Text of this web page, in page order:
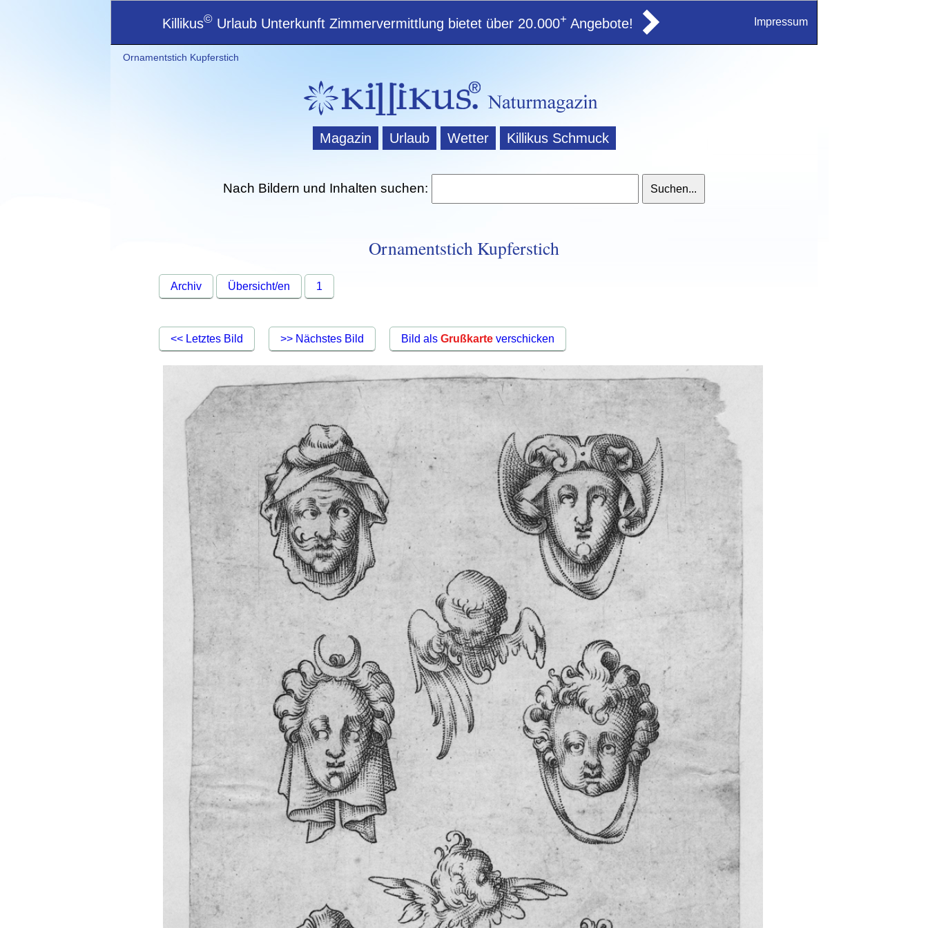
Killikus© Urlaub Unterkunft Zimmervermittlung bietet über 20.000+ Angebote! Impressum
Ornamentstich Kupferstich
Magazin Urlaub Wetter Killikus Schmuck
Nach Bildern und Inhalten suchen:
Ornamentstich Kupferstich
Archiv Übersicht/en 1
<< Letztes Bild >> Nächstes Bild Bild als Grußkarteverschicken